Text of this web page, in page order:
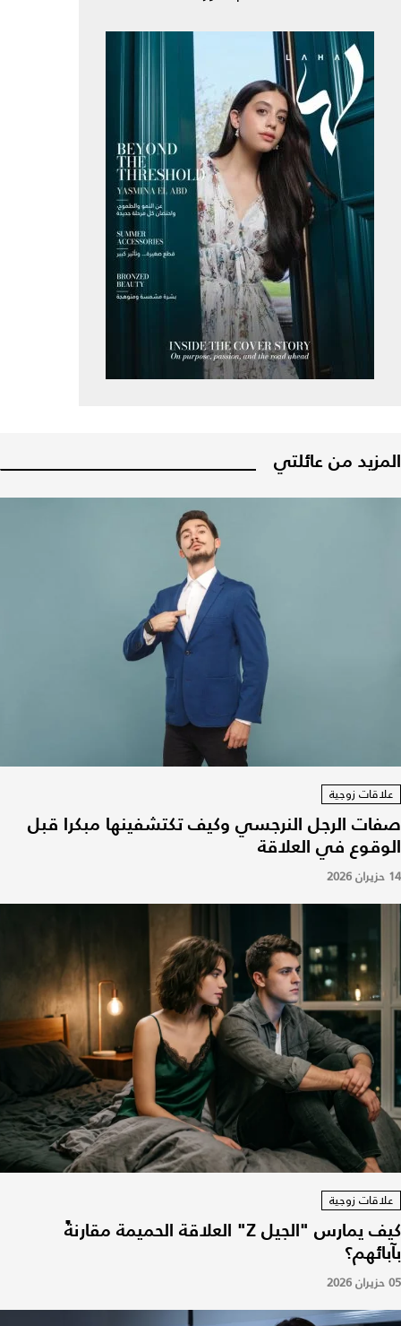
المزيد من عائلتي
علاقات زوجية
صفات الرجل النرجسي وكيف تكتشفينها مبكرا قبل
الوقوع في العلاقة
14 حزيران 2026
علاقات زوجية
كيف يمارس "الجيل Z" العلاقة الحميمة مقارنةً
بآبائهم؟
05 حزيران 2026